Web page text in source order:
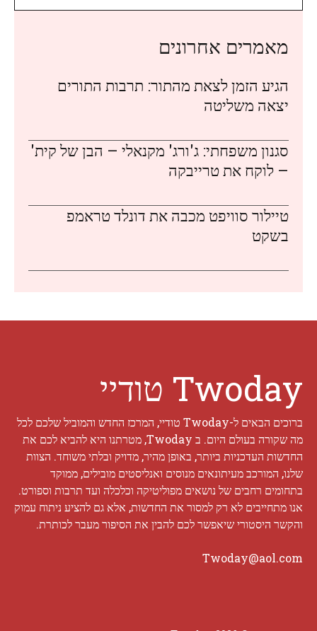
מאמרים אחרונים
הגיע הזמן לצאת מהתור: תרבות התורים
יצאה משליטה
סגנון משפחתי: ג'ורג' מקנאלי – הבן של קית'
– לוקח את טרייבקה
טיילור סוויפט מכבה את דונלד טראמפ
בשקט
Twoday טודיי
ברוכים הבאים ל-Twoday טודיי, המרכז החדש והמוביל שלכם לכל
מה שקורה בעולם היום. ב Twoday, מטרתנו היא להביא לכם את
החדשות העדכניות ביותר, באופן מהיר, מדויק ובלתי משוחד. הצוות
שלנו, המורכב מעיתונאים מנוסים ואנליסטים מובילים, ממוקד
בתחומים רחבים של נושאים מפוליטיקה וכלכלה ועד תרבות וספורט.
אנו מתחייבים לא רק למסור את החדשות, אלא גם להציע ניתוח עמוק
והקשר היסטורי שיאפשר לכם להבין את הסיפור מעבר לכותרת.
Twoday@aol.com